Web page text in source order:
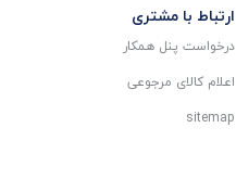
ارتباط با مشتری
درخواست پنل همکار
اعلام کالای مرجوعی
sitemap